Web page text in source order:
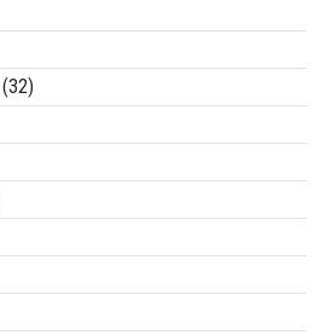
(32)